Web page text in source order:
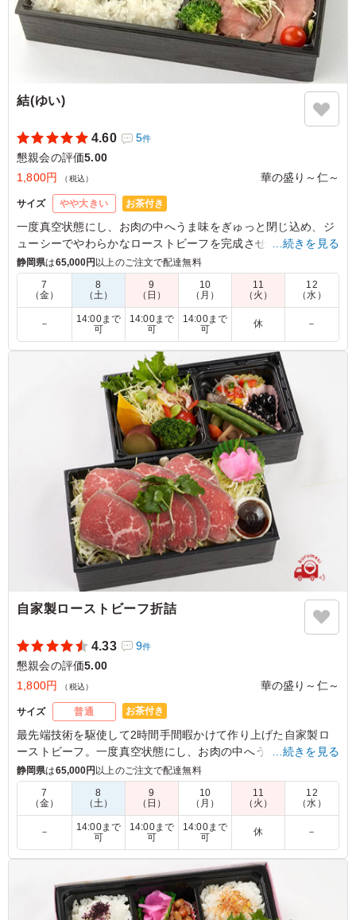
結(ゆい)
4.60 5件
懇親会の評価5.00
1,800円
（税込） 華の盛り～仁～
サイズ やや大きい お茶付き
一度真空状態にし、お肉の中へうま味をぎゅっと閉じ込め、ジ
ューシーでやわらかなローストビーフを完成させました。匠か
ら受け継がれた伝承のタレにもこだわった自慢の一品！心ゆく
までお楽しみください。
お肉がすごいボリュームがあって食べる前からテンション
があがりました。タレとよく絡んでごはんが進みました。
サバの塩焼きもしっかり味付けされており肉・魚両方味わ
えるのはとても良かったです。
懇親会›懇親会
愛知県名古屋市東区東新町2023/03/27
…続きを見る
静岡県は65,000円 以上のご注文で配達無料
7
（金）
8
（土）
9
（日）
10
（月）
11
（火）
12
（水）
－
14:00まで
可
14:00まで
可
14:00まで
可
休 －
自家製ローストビーフ折詰
4.33 9件
懇親会の評価5.00
1,800円
（税込） 華の盛り～仁～
サイズ 普通 お茶付き
最先端技術を駆使して2時間手間暇かけて作り上げた自家製ロ
ーストビーフ。一度真空状態にし、お肉の中へうま味をぎゅっ
と閉じ込めることでジューシーでやわらかなローストビーフを
完成させました。匠から受け継がれた伝承の味からたれにもこ
だわりました。大満足のお肉120g！サラダ、デザート、惣菜も
ついて大満足の折詰です。
トヨタ自動車株式会社
ボリュウームも満点 味・彩りも最高です、特にコスパに
関しては、皆さんから高評価でした
…続きを見る
静岡県は65,000円以上のご注文で配達無料
7
（金）
8
（土）
9
（日）
10
（月）
11
（火）
12
（水）
－
14:00まで
可
14:00まで
可
14:00まで
可
休 －